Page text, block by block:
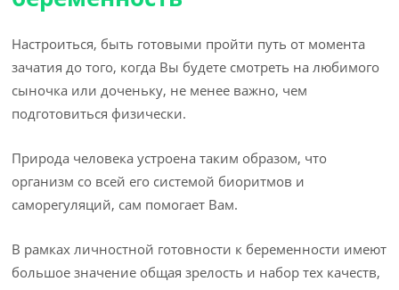
Настроиться, быть готовыми пройти путь от момента
зачатия до того, когда Вы будете смотреть на любимого
сыночка или доченьку, не менее важно, чем
подготовиться физически.
Природа человека устроена таким образом, что
организм со всей его системой биоритмов и
саморегуляций, сам помогает Вам.
В рамках личностной готовности к беременности имеют
большое значение общая зрелость и набор тех качеств,